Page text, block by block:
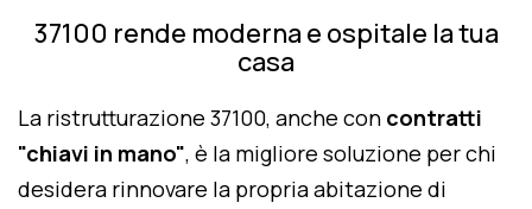
37100 rende moderna e ospitale la tua
casa
La ristrutturazione 37100, anche con contratti
"chiavi in mano", è la migliore soluzione per chi
desidera rinnovare la propria abitazione di